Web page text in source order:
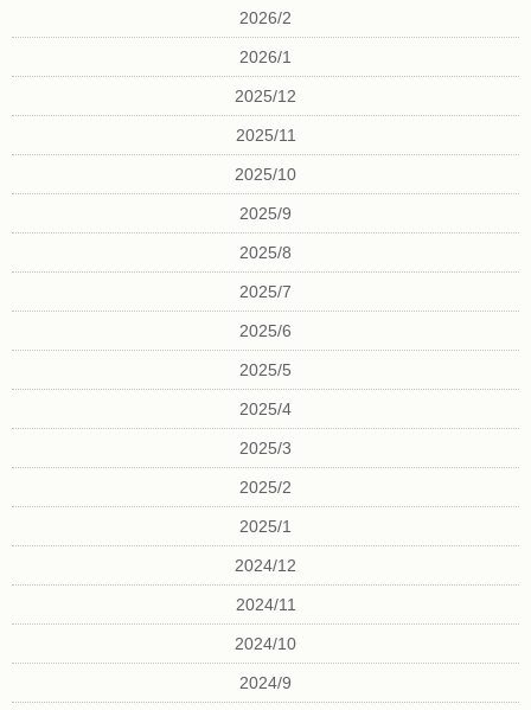
2026/2
2026/1
2025/12
2025/11
2025/10
2025/9
2025/8
2025/7
2025/6
2025/5
2025/4
2025/3
2025/2
2025/1
2024/12
2024/11
2024/10
2024/9